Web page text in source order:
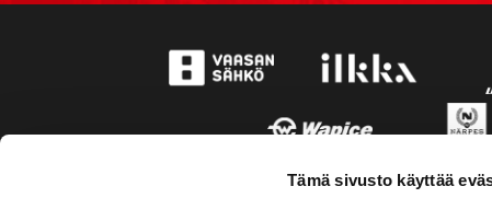
Tämä sivusto käyttää